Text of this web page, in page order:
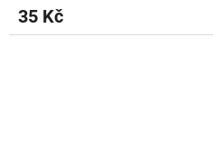
35 Kč